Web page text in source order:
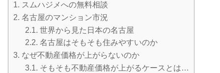
1. スムハジメへの無料相談
2. 名古屋のマンション市況
2.1. 世界から見た日本の名古屋
2.2. 名古屋はそもそも住みやすいのか
3. なぜ不動産価格が上がらないのか
3.1. そもそも不動産価格が上がるケースとは…